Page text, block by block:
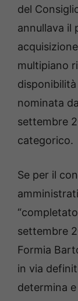
del
annullava il
multipiano
nominata
settembre
categorico.
Se per il
settembre
Formia
in via
determina